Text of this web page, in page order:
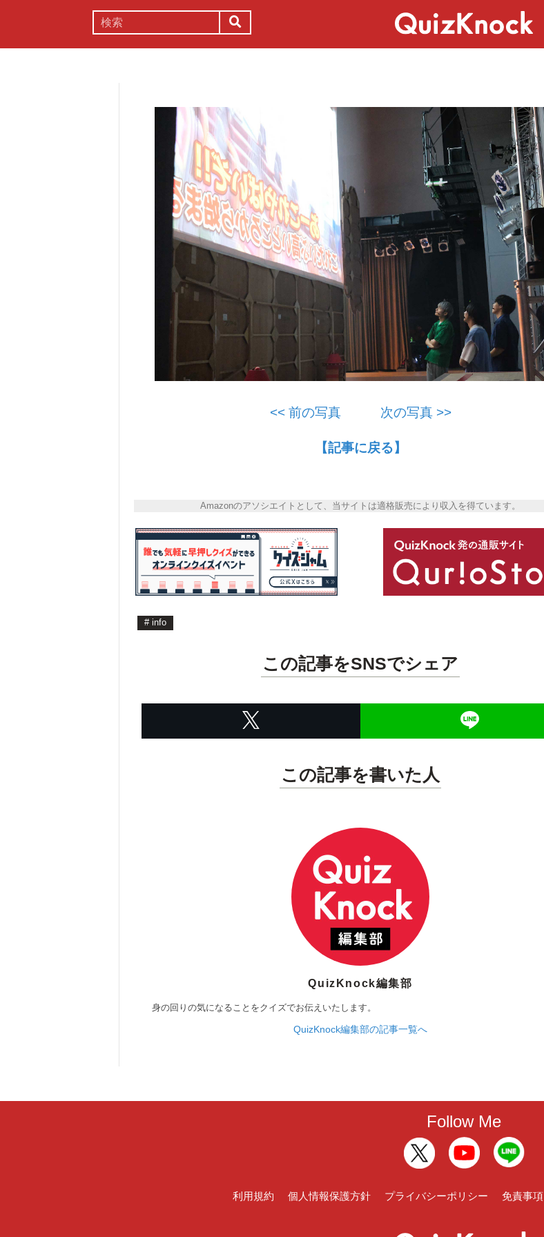
<< 前の写真 次の写真 >>
【記事に戻る】
Amazonのアソシエイトとして、当サイトは適格販売により収入を得ています。
# info
この記事をSNSでシェア
この記事を書いた人
QuizKnock編集部
身の回りの気になることをクイズでお伝えいたします。
QuizKnock編集部の記事一覧へ
Follow Me
利用規約 個人情報保護方針 プライバシーポリシー 免責事項